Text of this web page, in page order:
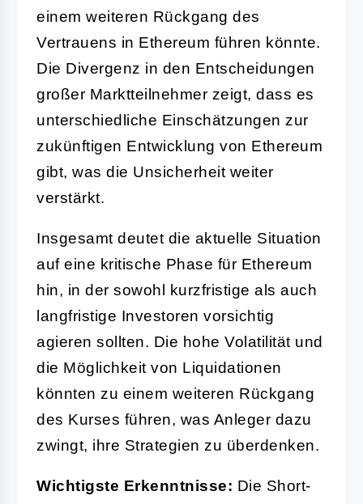
einem weiteren Rückgang des
Vertrauens in Ethereum führen könnte.
Die Divergenz in den Entscheidungen
großer Marktteilnehmer zeigt, dass es
unterschiedliche Einschätzungen zur
zukünftigen Entwicklung von Ethereum
gibt, was die Unsicherheit weiter
verstärkt.
Insgesamt deutet die aktuelle Situation
auf eine kritische Phase für Ethereum
hin, in der sowohl kurzfristige als auch
langfristige Investoren vorsichtig
agieren sollten. Die hohe Volatilität und
die Möglichkeit von Liquidationen
könnten zu einem weiteren Rückgang
des Kurses führen, was Anleger dazu
zwingt, ihre Strategien zu überdenken.
Wichtigste Erkenntnisse: Die Short-